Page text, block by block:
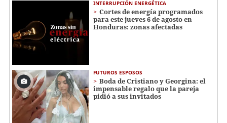
INTERRUPCIÓN ENERGÉTICA
Cortes de energía programados
para este jueves 6 de agosto en
Honduras: zonas afectadas
FUTUROS ESPOSOS
Boda de Cristiano y Georgina: el
impensable regalo que la pareja
pidió a sus invitados